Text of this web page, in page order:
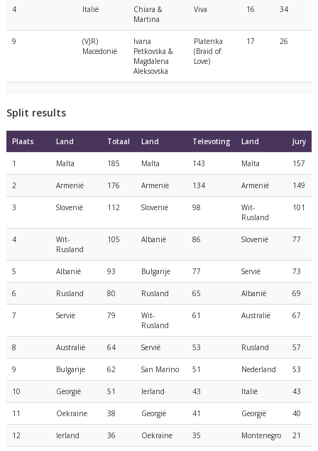
4 Italië
Chiara &
Martina
Viva 16 34
9
(VJR)
Macedonië
Ivana
Petkovska &
Magdalena
Aleksovska
Platenka
(Braid of
Love)
17 26
Split results
Plaats Land Totaal Land Televoting Land Jury
1 Malta 185 Malta 143 Malta 157
2 Armenië 176 Armenië 134 Armenië 149
3 Slovenië 112 Slovenië 98
Wit-
Rusland
101
4
Wit-
Rusland
105 Albanië 86 Slovenië 77
5 Albanië 93 Bulgarije 77 Servië 73
6 Rusland 80 Rusland 65 Albanië 69
7 Servië 79
Wit-
Rusland
61 Australië 67
8 Australië 64 Servië 53 Rusland 57
9 Bulgarije 62 San Marino 51 Nederland 53
10 Georgië 51 Ierland 43 Italië 43
11 Oekraïne 38 Georgië 41 Georgië 40
12 Ierland 36 Oekraïne 35 Montenegro 21